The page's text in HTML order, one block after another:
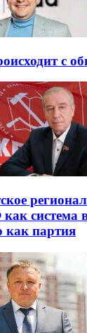
с
система
как партия